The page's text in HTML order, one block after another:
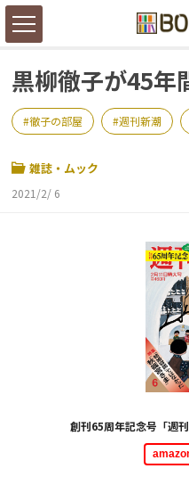
黒柳徹子が45年
徹子の部屋 週刊新潮
雑誌・ムック
2021/2/ 6
創刊65周年記念号「週